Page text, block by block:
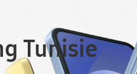
Tunisie